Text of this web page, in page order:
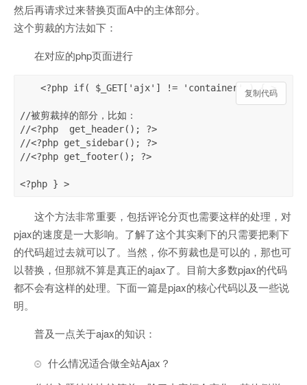
然后再请求过来替换页面A中的主体部分。
这个剪裁的方法如下：
在对应的php页面进行
复制代码
<?php if( $_GET['ajx'] != 'container' ) { >
//被剪裁掉的部分，比如：
//<?php  get_header(); ?>
//<?php get_sidebar(); ?>
//<?php get_footer(); ?>
<?php } >
这个方法非常重要，包括评论分页也需要这样的处理，对
pjax的速度是一大影响。了解了这个其实剩下的只需要把剩下
的代码超过去就可以了。当然，你不剪裁也是可以的，那也可
以替换，但那就不算是真正的ajax了。目前大多数pjax的代码
都不会有这样的处理。下面一篇是pjax的核心代码以及一些说
明。
普及一点关于ajax的知识：
什么情况适合做全站Ajax？